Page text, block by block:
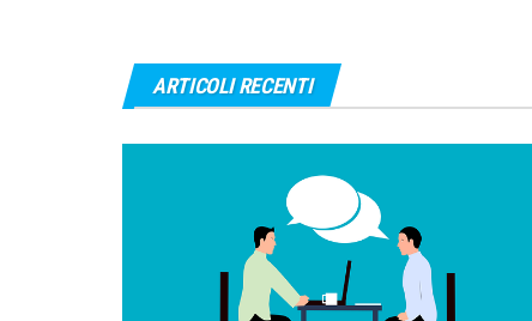
ARTICOLI RECENTI